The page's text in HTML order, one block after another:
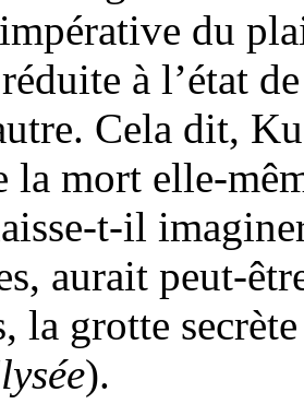
du
à l’état
Cela dit,
la mort elle-
t-il
aurait peut-
la grotte
).